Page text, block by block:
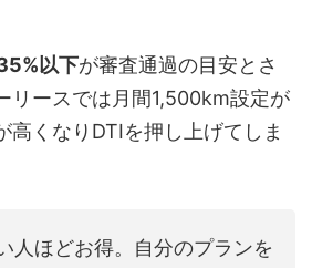
以下が審査通過の目安とさ
リースでは月間1,500km設定が
高くなりDTIを押し上げてしま
人ほどお得。自分のプランを